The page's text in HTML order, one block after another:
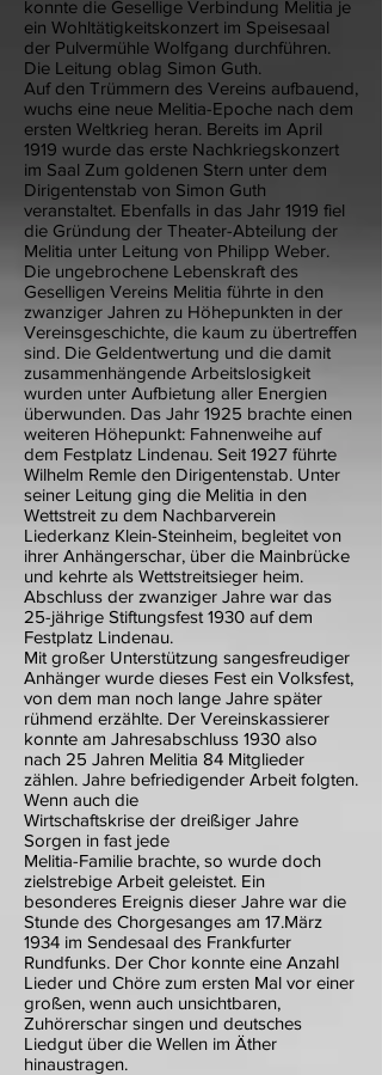
konnte die Gesellige Verbindung Melitia je
ein Wohltätigkeitskonzert im Speisesaal
der Pulvermühle Wolfgang durchführen.
Die Leitung oblag Simon Guth.
Auf den Trümmern des Vereins aufbauend,
wuchs eine neue Melitia-Epoche nach dem
ersten Weltkrieg heran. Bereits im April
1919 wurde das erste Nachkriegskonzert
im Saal Zum goldenen Stern unter dem
Dirigentenstab von Simon Guth
veranstaltet. Ebenfalls in das Jahr 1919 fiel
die Gründung der Theater-Abteilung der
Melitia unter Leitung von Philipp Weber.
Die ungebrochene Lebenskraft des
Geselligen Vereins Melitia führte in den
zwanziger Jahren zu Höhepunkten in der
Vereinsgeschichte, die kaum zu übertreffen
sind. Die Geldentwertung und die damit
zusammenhängende Arbeitslosigkeit
wurden unter Aufbietung aller Energien
überwunden. Das Jahr 1925 brachte einen
weiteren Höhepunkt: Fahnenweihe auf
dem Festplatz Lindenau. Seit 1927 führte
Wilhelm Remle den Dirigentenstab. Unter
seiner Leitung ging die Melitia in den
Wettstreit zu dem Nachbarverein
Liederkanz Klein-Steinheim, begleitet von
ihrer Anhängerschar, über die Mainbrücke
und kehrte als Wettstreitsieger heim.
Abschluss der zwanziger Jahre war das
25-jährige Stiftungsfest 1930 auf dem
Festplatz Lindenau.
Mit großer Unterstützung sangesfreudiger
Anhänger wurde dieses Fest ein Volksfest,
von dem man noch lange Jahre später
rühmend erzählte. Der Vereinskassierer
konnte am Jahresabschluss 1930 also
nach 25 Jahren Melitia 84 Mitglieder
zählen. Jahre befriedigender Arbeit folgten.
Wenn auch die
Wirtschaftskrise der dreißiger Jahre
Sorgen in fast jede
Melitia-Familie brachte, so wurde doch
zielstrebige Arbeit geleistet. Ein
besonderes Ereignis dieser Jahre war die
Stunde des Chorgesanges am 17.März
1934 im Sendesaal des Frankfurter
Rundfunks. Der Chor konnte eine Anzahl
Lieder und Chöre zum ersten Mal vor einer
großen, wenn auch unsichtbaren,
Zuhörerschar singen und deutsches
Liedgut über die Wellen im Äther
hinaustragen.